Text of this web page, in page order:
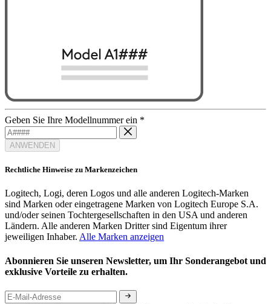
Geben Sie Ihre Modellnummer ein *
ANWENDEN
Rechtliche Hinweise zu Markenzeichen
Logitech, Logi, deren Logos und alle anderen Logitech-Marken
sind Marken oder eingetragene Marken von Logitech Europe S.A.
und/oder seinen Tochtergesellschaften in den USA und anderen
Ländern. Alle anderen Marken Dritter sind Eigentum ihrer
jeweiligen Inhaber. Alle Marken anzeigen
Abonnieren Sie unseren Newsletter, um Ihr Sonderangebot und
exklusive Vorteile zu erhalten.